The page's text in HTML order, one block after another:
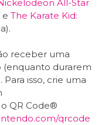
All-Star
e The Karate Kid:
receber uma
(enquanto durarem
isso, crie uma
QR Code®
qrcode